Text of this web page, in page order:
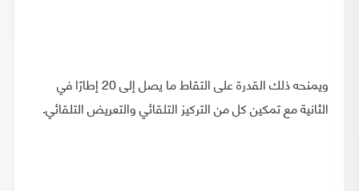
ويمنحه ذلك القدرة على التقاط ما يصل إلى 20 إطارًا في
الثانية مع تمكين كل من التركيز التلقائي والتعريض التلقائي.